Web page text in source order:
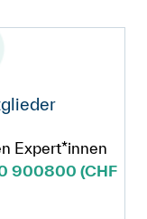
Expert*innen
900800 (CHF